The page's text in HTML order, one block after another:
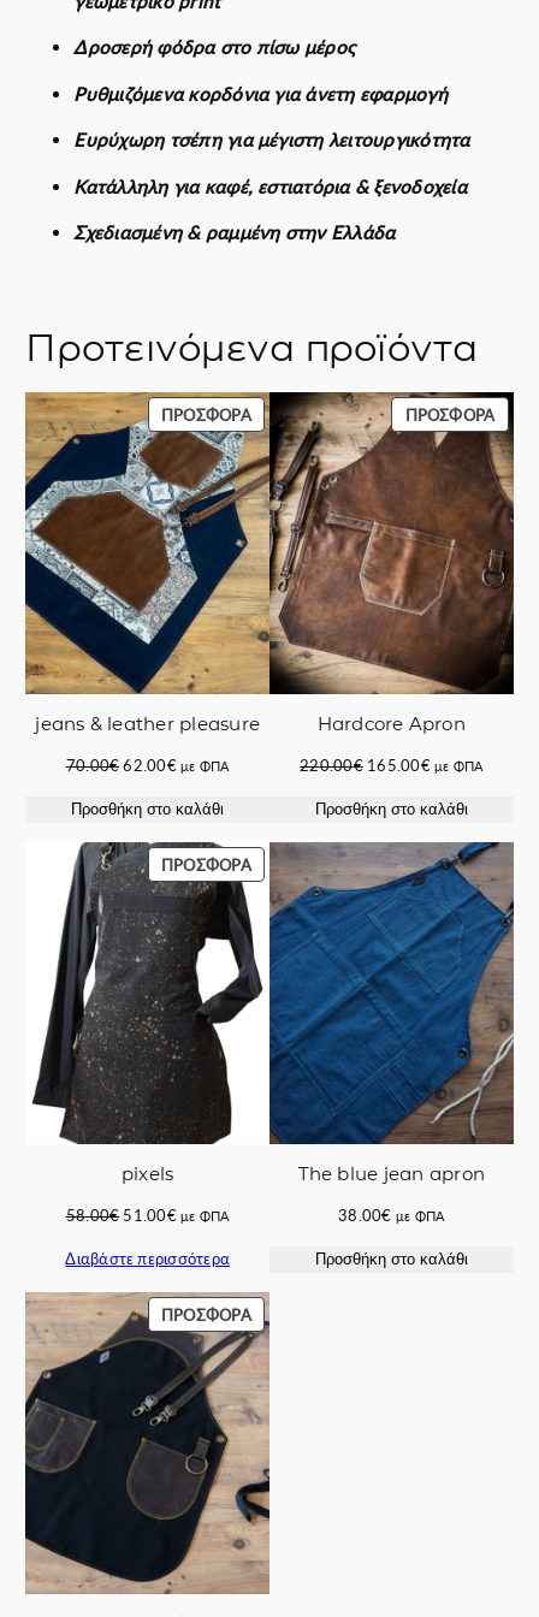
o
π
σ
ό
η
Δροσερή φόδρα στο πίσω μέρος
Ρυθμιζόμενα κορδόνια για άνετη εφαρμογή
Ευρύχωρη τσέπη για μέγιστη λειτουργικότητα
Κατάλληλη για καφέ, εστιατόρια & ξενοδοχεία
Σχεδιασμένη & ραμμένη στην Ελλάδα
Προτεινόμενα προϊόντα
ΠΡΟΣΦΟΡΆΠΡΟΪΌΝ
ΣΕ
ΠΡΟΣΦΟΡΆ
jeans & leather pleasure
70.00€Original
was:
62.00€Η
τιμή
62.00€.
με ΦΠΑ
Προσθήκη στο καλάθι
ΠΡΟΣΦΟΡΆ
ΣΕ
Hardcore Apron
220.00€ Original
was:
165.00€Η
τιμή
165.00€.
με ΦΠΑ
Προσθήκη στο καλάθι
ΠΡΟΣΦΟΡΆΠΡΟΪΌΝ
ΣΕ
ΠΡΟΣΦΟΡΆ
pixels
58.00€ Original
was:
51.00€Η
τιμή
51.00€.
με ΦΠΑ
Διαβάστε περισσότερα
The blue jean apron
38.00€ με ΦΠΑ
Προσθήκη στο καλάθι
ΠΡΟΣΦΟΡΆΠΡΟΪΌΝ
ΣΕ
ΠΡΟΣΦΟΡΆ